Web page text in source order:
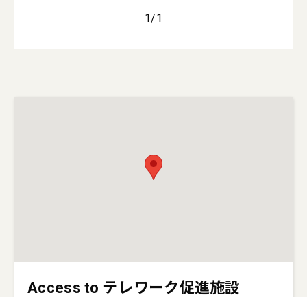
1/1
Access to テレワーク促進施設